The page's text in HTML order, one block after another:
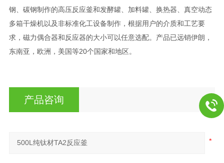
钢、碳钢制作的高压反应釜和发酵罐、加料罐、换热器、真空动态
多箱干燥机以及非标准化工设备制作，根据用户的介质和工艺要
求，磁力偶合器和反应器的大小可以任意选配。产品已远销伊朗，
东南亚，欧洲，美国等20个国家和地区。
产品咨询